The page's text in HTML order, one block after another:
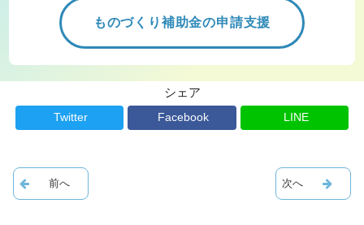
ものづくり補助金の申請支援
シェア
Twitter Facebook LINE